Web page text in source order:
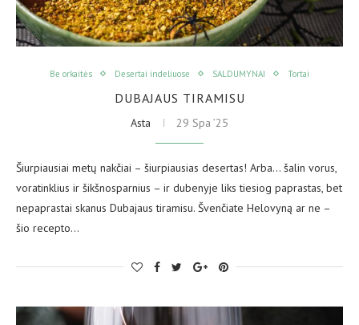
Be orkaitės Desertai indeliuose SALDUMYNAI Tortai
DUBAJAUS TIRAMISU
Asta 29 Spa ’25
Šiurpiausiai metų nakčiai – šiurpiausias desertas! Arba… šalin vorus,
voratinklius ir šikšnosparnius – ir dubenyje liks tiesiog paprastas, bet
nepaprastai skanus Dubajaus tiramisu. Švenčiate Helovyną ar ne –
šio recepto…